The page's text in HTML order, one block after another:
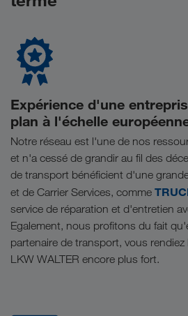
Expérience d'une
plan à l'échelle
Notre réseau est l'une de nos
et n'a cessé de grandir au fil des
de transport bénéficient d'une
et de Carrier Services, comme
service de réparation et d'entretien
Egalement, nous profitons du fait
partenaire de transport, vous rendiez
LKW WALTER encore plus fort.